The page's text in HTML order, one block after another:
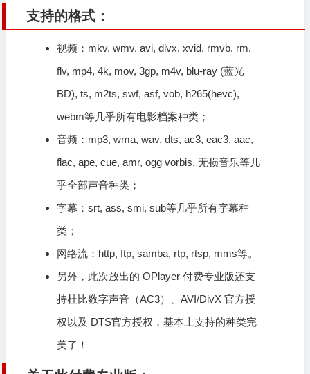
支持的格式：
视频：mkv, wmv, avi, divx, xvid, rmvb, rm,
flv, mp4, 4k, mov, 3gp, m4v, blu-ray (蓝光
BD), ts, m2ts, swf, asf, vob, h265(hevc),
webm等几乎所有电影档案种类；
音频：mp3, wma, wav, dts, ac3, eac3, aac,
flac, ape, cue, amr, ogg vorbis, 无损音乐等几
乎全部声音种类；
字幕：srt, ass, smi, sub等几乎所有字幕种
类；
网络流：http, ftp, samba, rtp, rtsp, mms等。
另外，此次放出的 OPlayer 付费专业版还支
持杜比数字声音（AC3）、AVI/DivX 官方授
权以及 DTS官方授权，基本上支持的种类完
美了！